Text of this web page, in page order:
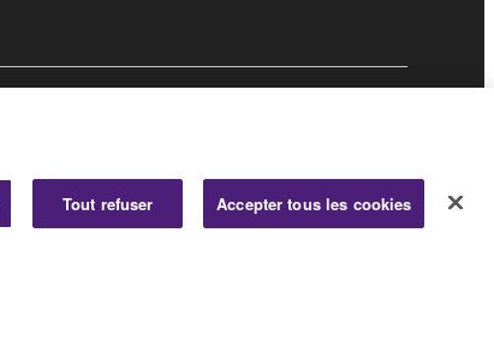
Tout refuser Accepter tous les cookies